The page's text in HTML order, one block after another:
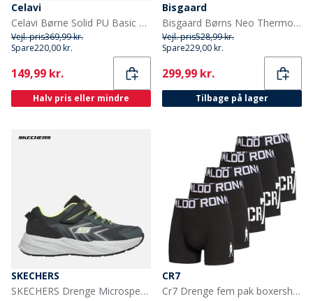
Celavi
Celavi Børne Solid PU Basic Regntøj Sæt Havblå Oceanblue
Vejl. pris369,99 kr.
Spare220,00 kr.
Current
149,99 kr.
Halv pris eller mindre
Bisgaard
Bisgaard Børns Neo Thermo Gummistøvler Sort
Vejl. pris528,99 kr.
Spare229,00 kr.
Current
299,99 kr.
Tilbage på lager
SKECHERS
SKECHERS Drenge Microspec Tread Sneakers Gray
CR7
Cr7 Drenge fem pak boxershorts sort